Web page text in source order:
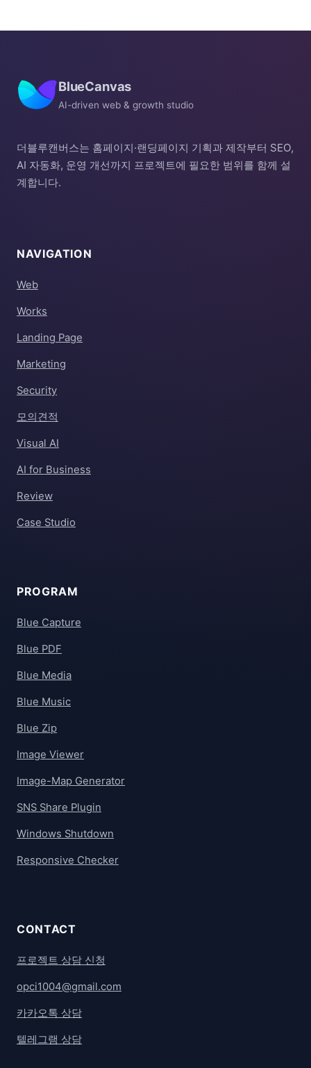
BlueCanvas
AI-driven web & growth studio
더블루캔버스는 홈페이지·랜딩페이지 기획과 제작부터 SEO,
AI 자동화, 운영 개선까지 프로젝트에 필요한 범위를 함께 설
계합니다.
NAVIGATION
Web
Works
Landing Page
Marketing
Security
모의견적
Visual AI
AI for Business
Review
Case Studio
PROGRAM
Blue Capture
Blue PDF
Blue Media
Blue Music
Blue Zip
Image Viewer
Image-Map Generator
SNS Share Plugin
Windows Shutdown
Responsive Checker
CONTACT
프로젝트 상담 신청
opci1004@gmail.com
카카오톡 상담
텔레그램 상담